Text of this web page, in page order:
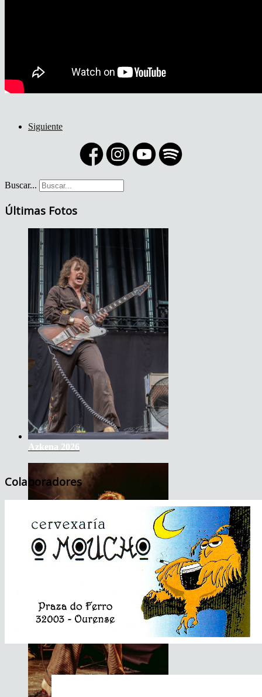
Siguiente
Buscar...
Últimas Fotos
Azkena 2026
Colaboradores